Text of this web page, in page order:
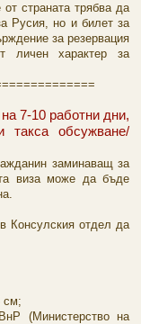
страната трябва да
Русия, но и билет за
за резервация
личен характер за
7-10 работни дни,
такса обсужване/
заминаващ за
виза може да бъде
Консулския отдел да
см;
(Министерство на